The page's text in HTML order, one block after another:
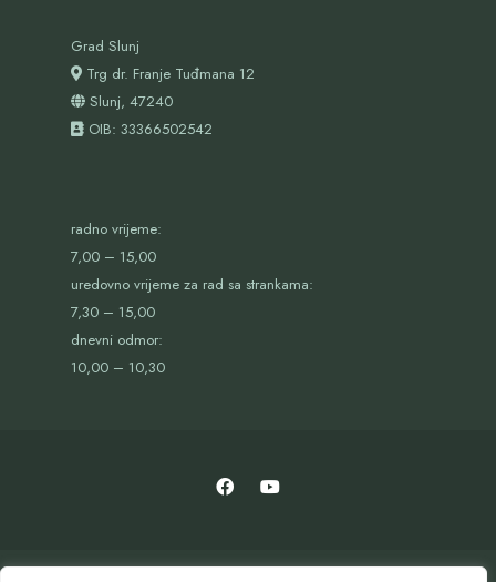
Grad Slunj
Trg dr. Franje Tuđmana 12
Slunj, 47240
OIB: 33366502542
radno vrijeme:
7,00 – 15,00
uredovno vrijeme za rad sa strankama:
7,30 – 15,00
dnevni odmor:
10,00 – 10,30